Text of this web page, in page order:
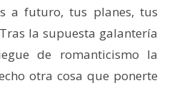
a futuro, tus planes, tus
la supuesta galantería
de romanticismo la
otra cosa que ponerte